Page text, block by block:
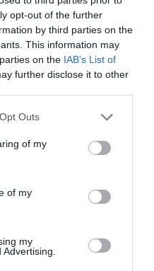
opt-out of the further
by third parties on the
This information may
on the IAB’s List of
further disclose it to other
Outs
of my
of my
my